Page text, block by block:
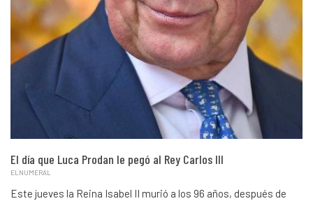
El día que Luca Prodan le pegó al Rey Carlos III
ELNUMERAL
Este jueves la Reina Isabel II murió a los 96 años, después de